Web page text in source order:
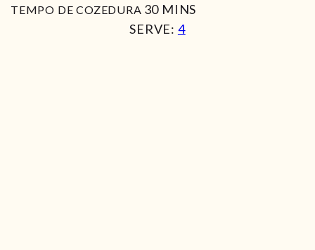
TEMPO DE COZEDURA 30MIN
MINS
SERVE: 4